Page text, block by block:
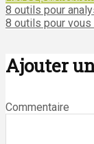
8 outils pour
8 outils pour
Ajouter
Commentaire